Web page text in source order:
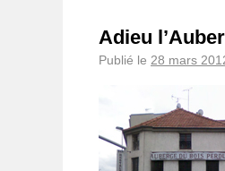
Adieu
Publié le 28 mars